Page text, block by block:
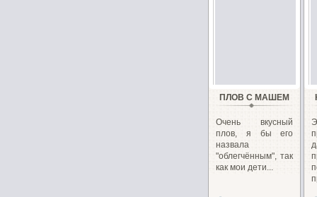
ПЛОВ С МАШЕМ
Очень вкусный
плов, я бы его
назвала
"облегчённым", так
как мои дети...